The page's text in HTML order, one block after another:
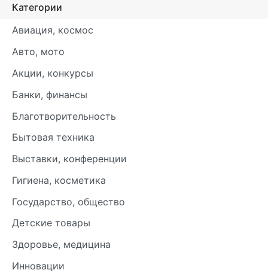
Категории
Авиация, космос
Авто, мото
Акции, конкурсы
Банки, финансы
Благотворительность
Бытовая техника
Выставки, конференции
Гигиена, косметика
Государство, общество
Детские товары
Здоровье, медицина
Инновации